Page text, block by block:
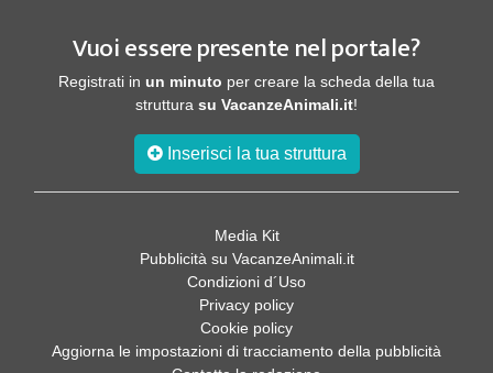
Vuoi essere presente nel portale?
Registrati in un minuto per creare la scheda della tua
struttura su VacanzeAnimali.it!
Inserisci la tua struttura
Media Kit
Pubblicità su VacanzeAnimali.it
Condizioni d´Uso
Privacy policy
Cookie policy
Aggiorna le impostazioni di tracciamento della pubblicità